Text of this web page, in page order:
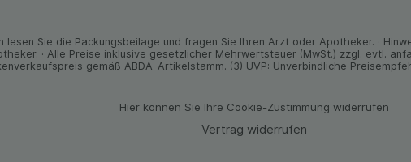
lesen Sie die Packungs­beilage und fragen Sie Ihren Arzt oder Apo­theker. ·
· Alle Preise inklusive gesetz­licher Mehrwertsteuer (MwSt.) zzgl. evtl.
gemäß ABDA-Artikelstamm. (3) UVP: Unverbindliche
Hier können Sie Ihre Cookie-Zustimmung widerrufen
Vertrag widerrufen